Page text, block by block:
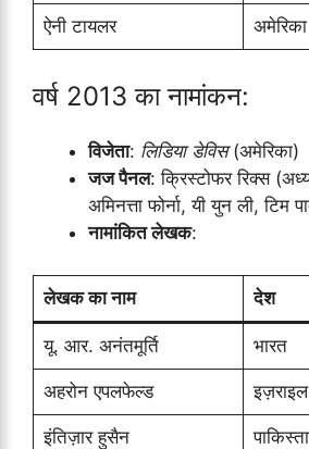
ऐनी टायलर अमेरिका
वर्ष 2013 का नामांकन:
विजेता: लिडिया डेविस(अमेरिका)
जज पैनल: क्रिस्टोफर रिक्स
अमिनत्ता फोर्ना, यी युन ली, टिम
नामांकित लेखक:
लेखक का नाम देश
यू. आर. अनंतमूर्ति भारत
अहरोन एपलफेल्ड इज़राइल
इंतिज़ार हुसैन